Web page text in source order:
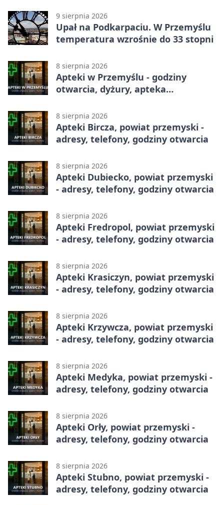
9 sierpnia 2026
Upał na Podkarpaciu. W Przemyślu
temperatura wzrośnie do 33 stopni
8 sierpnia 2026
Apteki w Przemyślu - godziny
otwarcia, dyżury, apteka
8 sierpnia 2026
Apteki Bircza, powiat przemyski -
adresy, telefony, godziny otwarcia
8 sierpnia 2026
Apteki Dubiecko, powiat przemyski
- adresy, telefony, godziny otwarcia
8 sierpnia 2026
Apteki Fredropol, powiat przemyski
- adresy, telefony, godziny otwarcia
8 sierpnia 2026
Apteki Krasiczyn, powiat przemyski
- adresy, telefony, godziny otwarcia
8 sierpnia 2026
Apteki Krzywcza, powiat przemyski
- adresy, telefony, godziny otwarcia
8 sierpnia 2026
Apteki Medyka, powiat przemyski -
adresy, telefony, godziny otwarcia
8 sierpnia 2026
Apteki Orły, powiat przemyski -
adresy, telefony, godziny otwarcia
8 sierpnia 2026
Apteki Stubno, powiat przemyski -
adresy, telefony, godziny otwarcia